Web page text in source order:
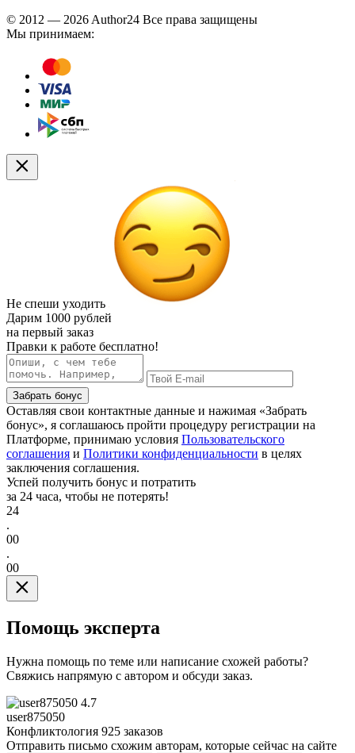
© 2012 — 2026 Author24 Все права защищены
Мы принимаем:
Не спеши уходить
Дарим 1000 рублей
на первый заказ
Правки к работе бесплатно!
Забрать бонус
Оставляя свои контактные данные и нажимая «Забрать
бонус», я соглашаюсь пройти процедуру регистрации на
Платформе, принимаю условия Пользовательского
соглашения и Политики конфиденциальности в целях
заключения соглашения.
Успей получить бонус и потратить
за 24 часа, чтобы не потерять!
24
.
00
.
00
Помощь эксперта
Нужна помощь по теме или написание схожей работы?
Свяжись напрямую с автором и обсуди заказ.
4.7
user875050
Конфликтология 925 заказов
Отправить письмо схожим авторам, которые сейчас на сайте